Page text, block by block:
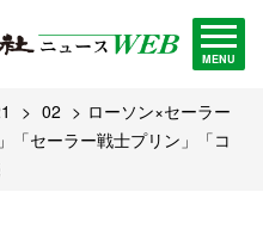
MENU
02
ローソン×セーラー
「セーラー戦士プリン」「コ